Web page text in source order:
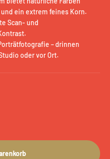
ein extrem feines Korn.
Scan- und
– drinnen
oder vor Ort.